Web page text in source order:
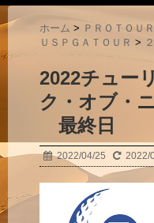
ホーム > ＰＲＯＴＯＵ
ＵＳＰＧＡＴＯＵＲ >
2022チュー
ク・オブ・
最終日
2022/04/25 2022/